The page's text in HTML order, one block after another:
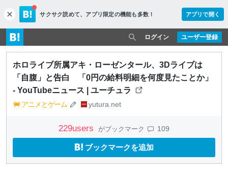
c
l
o
s
e
サクサク読めて、 アプリ限定の機能も多数！ アプリで開く
ユーザー登録
ログイン
ホロライブ所属アキ・ローゼンタール、3Dライブは
「自腹」と告白 「0円の給料明細を何度見たことか」
- YouTubeニュース | ユーチュラ
アニメとゲーム yutura.net
229users がブックマーク 109
ブックマークを追加